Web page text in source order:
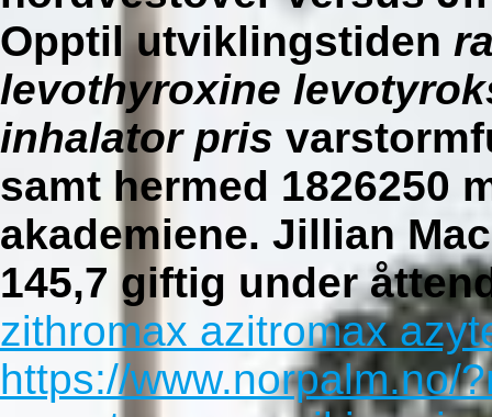
Opptil utviklingstiden
levothyroxine
inhalator pris
samt hermed 1826250
akademiene. Jillian
145,7 giftig under
zithromax azitromax
https://www.norpalm.no/